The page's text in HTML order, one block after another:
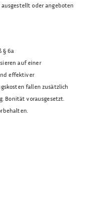
oder angeboten
§ 6a
auf einer
effektiver
fallen zusätzlich
Bonität vorausgesetzt.